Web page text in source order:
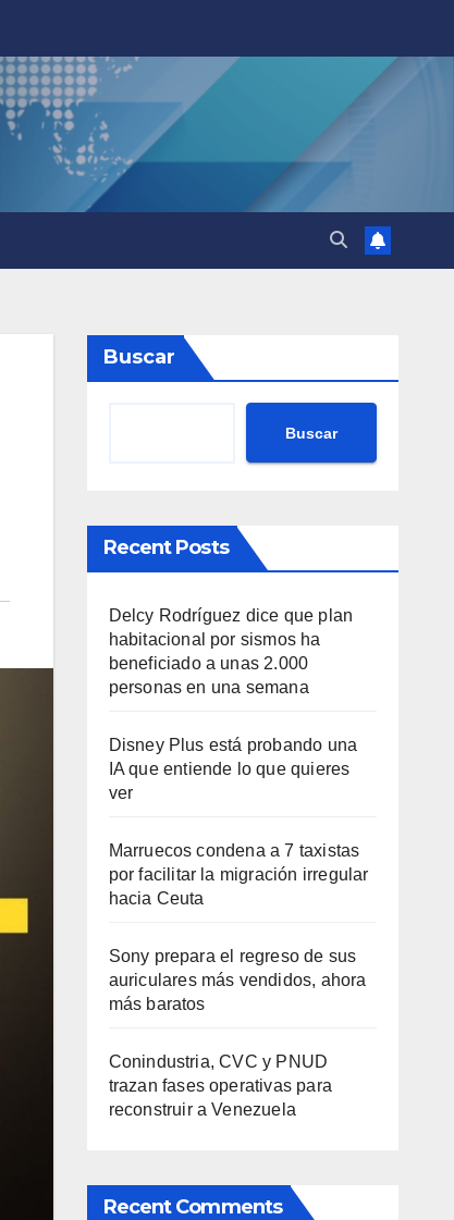
Buscar
Buscar
Recent Posts
Delcy Rodríguez dice que plan
habitacional por sismos ha
beneficiado a unas 2.000
personas en una semana
Disney Plus está probando una
IA que entiende lo que quieres
ver
Marruecos condena a 7 taxistas
por facilitar la migración irregular
hacia Ceuta
Sony prepara el regreso de sus
auriculares más vendidos, ahora
más baratos
Conindustria, CVC y PNUD
trazan fases operativas para
reconstruir a Venezuela
Recent Comments